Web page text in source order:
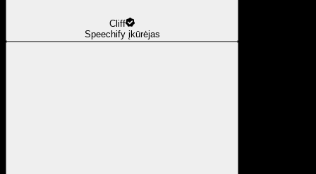
Cliff
Speechify įkūrėjas